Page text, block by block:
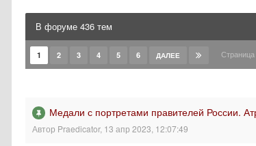
В форуме 436 тем
1 2 3 4 5 6 ДАЛЕЕ
Медали с портретами правителей России.
Автор Praedicator, 13 апр 2023, 12:07:49